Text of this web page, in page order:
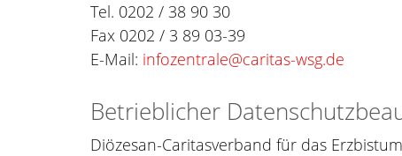
Tel. 0202 / 38 90 30
Fax 0202 / 3 89 03-39
E-Mail: infozentrale@caritas-wsg.de
Betrieblicher
Diözesan-Caritasverband für das